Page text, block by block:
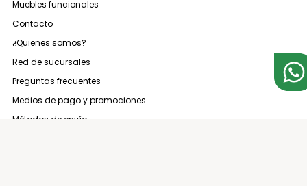
Muebles funcionales
Contacto
¿Quienes somos?
Red de sucursales
Preguntas frecuentes
Medios de pago y promociones
Métodos de envío